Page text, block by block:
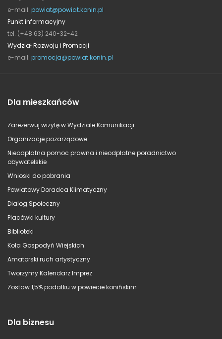
e-mail: powiat@powiat.konin.pl
Punkt informacyjny
tel. (+48 63) 240-32-42
Wydział Rozwoju i Promocji
e-mail: promocja@powiat.konin.pl
Dla mieszkańców
Zarezerwuj wizytę w Wydziale Komunikacji
Organizacje pozarządowe
Nieodpłatna pomoc prawna i nieodpłatne poradnictwo
obywatelskie
Wnioski do pobrania
Powiatowy Doradca Klimatyczny
Dialog Społeczny
Placówki kultury
Biblioteki
Koła Gospodyń Wiejskich
Amatorski ruch artystyczny
Tworzymy Kalendarz Imprez
Zostaw 1,5% podatku w powiecie konińskim
Dla biznesu